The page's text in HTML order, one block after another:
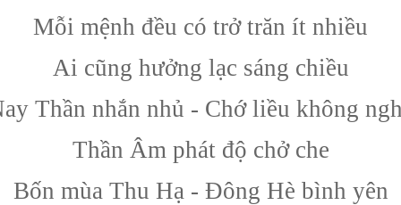
Mỗi mệnh đều có trở trăn ít nhiều
Ai cũng hưởng lạc sáng chiều
Thần nhắn nhủ - Chớ liều không
Thần Âm phát độ chở che
Bốn mùa Thu Hạ - Đông Hè bình yên